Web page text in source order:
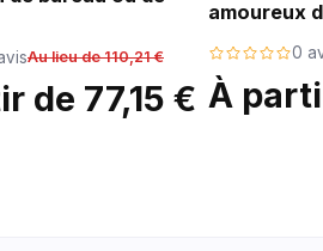
Au lieu de 110,21 €
de 77,15 €
amoureux
0
À